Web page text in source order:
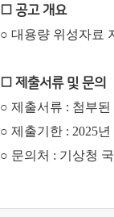
□ 공고 개요
○ 대용량 위성자료
□ 제출서류 및 문의
○ 제출서류 : 첨부
○ 제출기한 : 2025년
○ 문의처 : 기상청